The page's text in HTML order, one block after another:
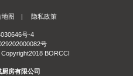
地图 隐私政策
号-4
号
BORCCI
房有限公司